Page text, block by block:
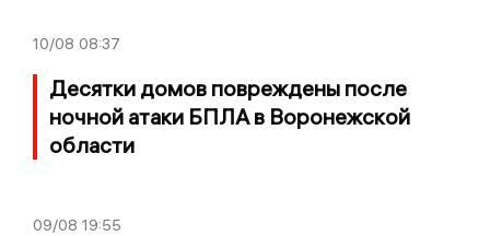
10/08 08:37
Десятки домов повреждены после
ночной атаки БПЛА в Воронежской
области
09/08 19:55